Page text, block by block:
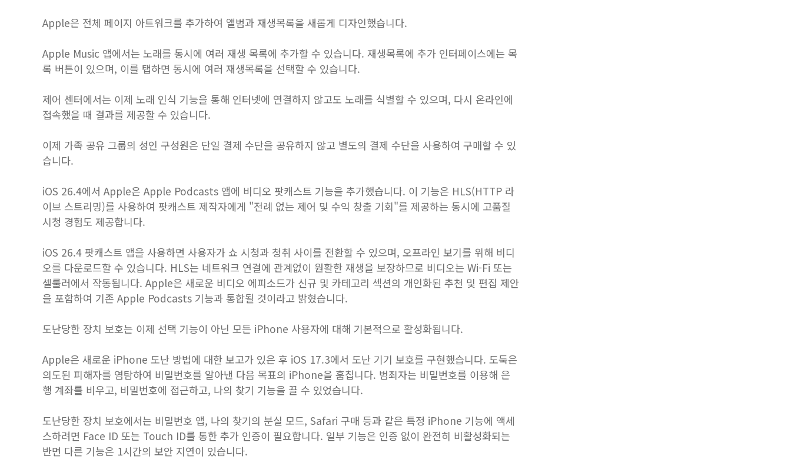
Apple은 전체 페이지 아트워크를 추가하여 앨범과 재생목록을 새롭게 디자인했습니다.
Apple Music‌ 앱에서는 노래를 동시에 여러 재생 목록에 추가할 수 있습니다. 재생목록에 추가 인터페이스에는 목
록 버튼이 있으며, 이를 탭하면 동시에 여러 재생목록을 선택할 수 있습니다.
제어 센터에서는 이제 노래 인식 기능을 통해 인터넷에 연결하지 않고도 노래를 식별할 수 있으며, 다시 온라인에
접속했을 때 결과를 제공할 수 있습니다.
이제 가족 공유 그룹의 성인 구성원은 단일 결제 수단을 공유하지 않고 별도의 결제 수단을 사용하여 구매할 수 있
습니다.
iOS 26.4에서 Apple은 Apple Podcasts 앱에 비디오 팟캐스트 기능을 추가했습니다. 이 기능은 HLS(HTTP 라
이브 스트리밍)를 사용하여 팟캐스트 제작자에게 "전례 없는 제어 및 수익 창출 기회"를 제공하는 동시에 고품질
시청 경험도 제공합니다.
iOS 26.4 팟캐스트 앱을 사용하면 사용자가 쇼 시청과 청취 사이를 전환할 수 있으며, 오프라인 보기를 위해 비디
오를 다운로드할 수 있습니다. HLS는 네트워크 연결에 관계없이 원활한 재생을 보장하므로 비디오는 Wi-Fi 또는
셀룰러에서 작동됩니다. Apple은 새로운 비디오 에피소드가 신규 및 카테고리 섹션의 개인화된 추천 및 편집 제안
을 포함하여 기존 Apple Podcasts 기능과 통합될 것이라고 밝혔습니다.
도난당한 장치 보호는 이제 선택 기능이 아닌 모든 iPhone 사용자에 대해 기본적으로 활성화됩니다.
Apple은 새로운 iPhone 도난 방법에 대한 보고가 있은 후 iOS 17.3에서 도난 기기 보호를 구현했습니다. 도둑은
의도된 피해자를 염탐하여 비밀번호를 알아낸 다음 목표의 iPhone을 훔칩니다. 범죄자는 비밀번호를 이용해 은
행 계좌를 비우고, 비밀번호에 접근하고, 나의 찾기 기능을 끌 수 있었습니다.
도난당한 장치 보호에서는 비밀번호 앱, 나의 찾기의 분실 모드, Safari 구매 등과 같은 특정 iPhone 기능에 액세
스하려면 Face ID 또는 Touch ID를 통한 추가 인증이 필요합니다. 일부 기능은 인증 없이 완전히 비활성화되는
반면 다른 기능은 1시간의 보안 지연이 있습니다.